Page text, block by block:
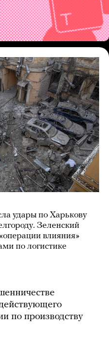
удары по Харькову
Зеленский
влияния»
по логистике
по производству